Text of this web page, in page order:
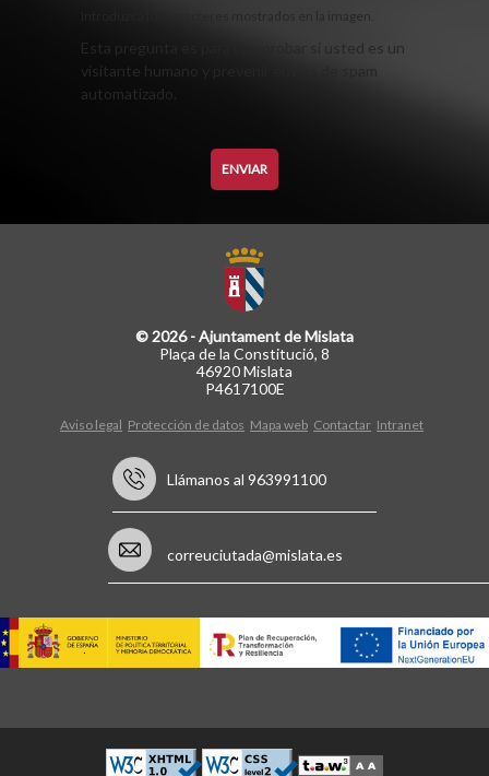
Introduzca los caracteres mostrados en la imagen.
Esta pregunta es para comprobar si usted es un
visitante humano y prevenir envíos de spam
automatizado.
© 2026 - Ajuntament de Mislata
Plaça de la Constitució, 8
46920 Mislata
P4617100E
Aviso legal Protección de datos Mapa web Contactar Intranet
Llámanos al 963991100
correuciutada@mislata.es